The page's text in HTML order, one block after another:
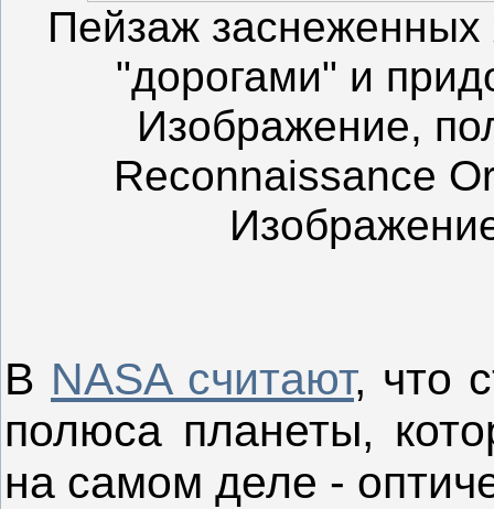
Пейзаж
"дорогами" и
Изображение,
Reconnaissance
В NASA считают, что
полюса планеты,
на самом деле -